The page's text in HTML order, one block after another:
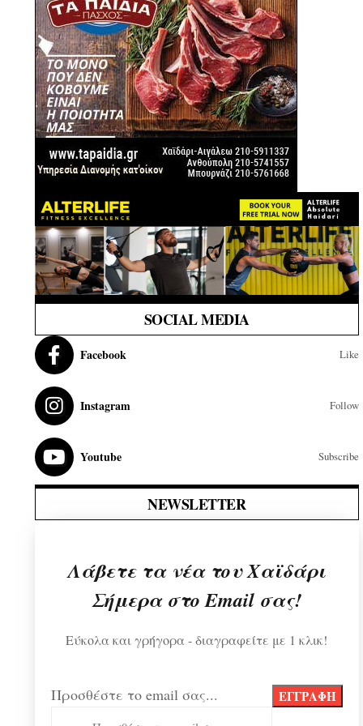
SOCIAL MEDIA
Facebook Like
Instagram Follow
Youtube Subscribe
NEWSLETTER
Λάβετε τα νέα του Χαϊδάρι
Σήμερα στο Email σας!
Εύκολα και γρήγορα - διαγραφείτε με 1 κλικ!
Προσθέστε το email σας...